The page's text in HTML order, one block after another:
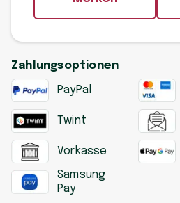
Zahlungsoptionen
PayPal
Twint
Vorkasse
Samsung
Pay